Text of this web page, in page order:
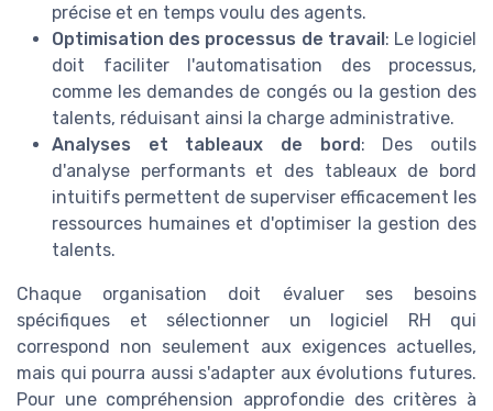
précise et en temps voulu des agents.
Optimisation des processus de travail: Le logiciel
doit faciliter l'automatisation des processus,
comme les demandes de congés ou la gestion des
talents, réduisant ainsi la charge administrative.
Analyses et tableaux de bord: Des outils
d'analyse performants et des tableaux de bord
intuitifs permettent de superviser efficacement les
ressources humaines et d'optimiser la gestion des
talents.
Chaque organisation doit évaluer ses besoins
spécifiques et sélectionner un logiciel RH qui
correspond non seulement aux exigences actuelles,
mais qui pourra aussi s'adapter aux évolutions futures.
Pour une compréhension approfondie des critères à